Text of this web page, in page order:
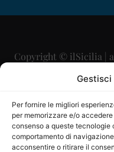
Gestisci
Per fornire le migliori
per memorizzare e/o
consenso a queste tecnologie
comportamento di
acconsentire o ritirare il
Copyright © ilSicilia |
Direttore
Direttore